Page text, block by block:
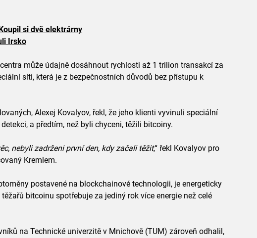
si dvě elektrárny
Irsko
může údajně dosáhnout rychlosti až 1 trilion transakcí za
síti, která je z bezpečnostních důvodů bez přístupu k
Alexej Kovalyov, řekl, že jeho klienti vyvinuli speciální
a předtím, než byli chyceni, těžili bitcoiny.
nebyli zadrženi první den, kdy začali těžit,“ řekl Kovalyov pro
Kremlem.
postavené na blockchainové technologii, je energeticky
bitcoinu spotřebuje za jediný rok více energie než celé
na Technické univerzitě v Mnichově (TUM) zároveň odhalil,